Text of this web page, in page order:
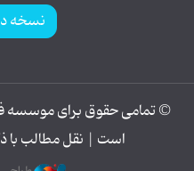
نسخه
© تمامی حقوق برای موسسه
است | نقل مطالب با